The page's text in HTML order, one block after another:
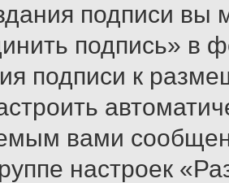
подписи вы
подпись» в
подписи к
вами
настроек